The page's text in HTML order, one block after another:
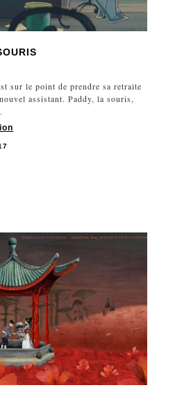
sur le point de prendre sa retraite
assistant. Paddy, la souris,